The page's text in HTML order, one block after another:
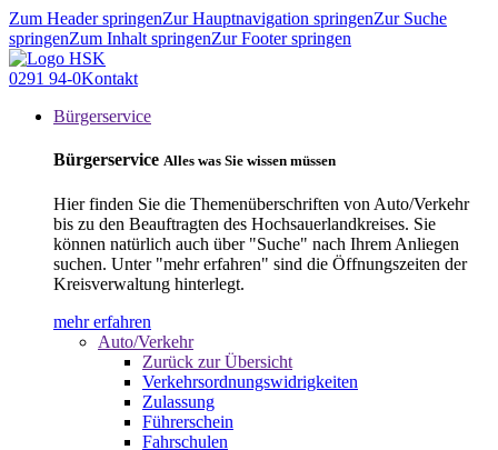
Zum Header springenZur Hauptnavigation springenZur Suche
springenZum Inhalt springenZur Footer springen
0291 94-0Kontakt
Bürgerservice
Bürgerservice Alles was Sie wissen müssen
Hier finden Sie die Themenüberschriften von Auto/Verkehr
bis zu den Beauftragten des Hochsauerlandkreises. Sie
können natürlich auch über "Suche" nach Ihrem Anliegen
suchen. Unter "mehr erfahren" sind die Öffnungszeiten der
Kreisverwaltung hinterlegt.
mehr erfahren
Auto/Verkehr
Zurück zur Übersicht
Verkehrsordnungswidrigkeiten
Zulassung
Führerschein
Fahrschulen